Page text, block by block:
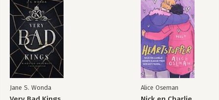
Jane S. Wonda Alice Oseman